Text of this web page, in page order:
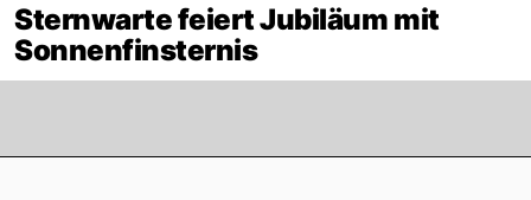
Sternwarte feiert Jubiläum mit
Sonnenfinsternis